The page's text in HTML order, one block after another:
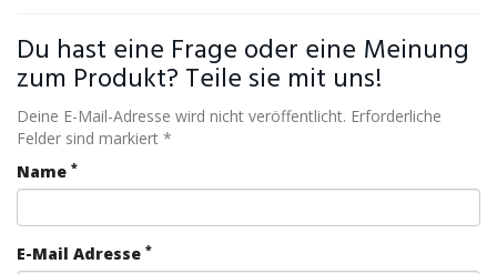
Du hast eine Frage oder eine Meinung
zum Produkt? Teile sie mit uns!
Deine E-Mail-Adresse wird nicht veröffentlicht. Erforderliche
Felder sind markiert *
Name *
E-Mail Adresse *